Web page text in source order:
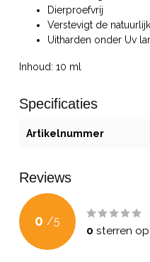
Dierproefvrij
Verstevigt de
Uitharden onder Uv
Inhoud: 10 ml
Specificaties
Artikelnummer
Reviews
0 /5
0 sterren